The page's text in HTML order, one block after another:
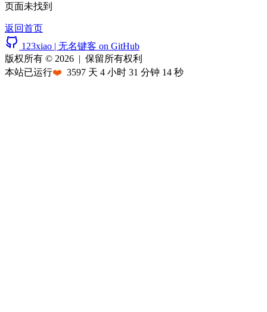
页面未找到
返回首页
123xiao | 无名键客 on GitHub
版权所有 © 2026 | 保留所有权利
本站已运行❤️ 3597 天 4 小时 31 分钟 14 秒